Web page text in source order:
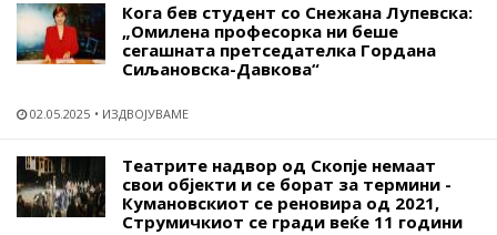
Кога бев студент со Снежана Лупевска:
„Омилена професорка ни беше
сегашната претседателка Гордана
Сиљановска-Давкова“
02.05.2025 ИЗДВОЈУВАМЕ
Театрите надвор од Скопје немаат
свои објекти и се борат за термини -
Кумановскиот се реновира од 2021,
Струмичкиот се гради веќе 11 години